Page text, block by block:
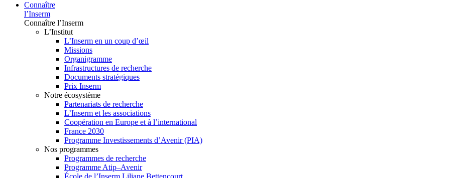
Connaître
l’Inserm
Connaître l’Inserm
L’Institut
L’Inserm en un coup d’œil
Missions
Organigramme
Infrastructures de recherche
Documents stratégiques
Prix Inserm
Notre écosystème
Partenariats de recherche
L’Inserm et les associations
Coopération en Europe et à l’international
France 2030
Programme Investissements d’Avenir (PIA)
Nos programmes
Programmes de recherche
Programme Atip–Avenir
École de l’Inserm Liliane Bettencourt